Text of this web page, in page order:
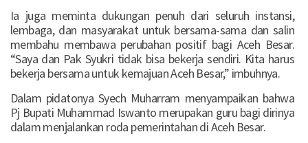
Ia juga meminta dukungan penuh dari seluruh instansi,
lembaga, dan masyarakat untuk bersama-sama dan salin
membahu membawa perubahan positif bagi Aceh Besar.
“Saya dan Pak Syukri tidak bisa bekerja sendiri. Kita harus
bekerja bersama untuk kemajuan Aceh Besar,” imbuhnya.
Dalam pidatonya Syech Muharram menyampaikan bahwa
Pj Bupati Muhammad Iswanto merupakan guru bagi dirinya
dalam menjalankan roda pemerintahan di Aceh Besar.